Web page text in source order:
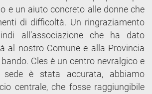
e un aiuto concreto alle donne che
di difficoltà. Un ringraziamento
all’associazione che ha dato
al nostro Comune e alla Provincia
Cles è un centro nevralgico e
è stata accurata, abbiamo
centrale, che fosse raggiungibile